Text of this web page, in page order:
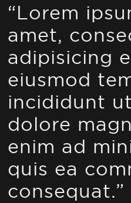
“Lorem
amet,
adipisicing
eiusmod
incididunt
dolore
enim ad
quis ea
consequat.”